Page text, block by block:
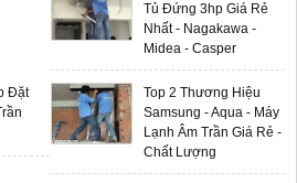
Tủ Đứng 3hp Giá Rẻ
Nhất - Nagakawa -
Midea - Casper
Đặt
Top 2 Thương Hiệu
Samsung - Aqua - Máy
Lạnh Âm Trần Giá Rẻ -
Chất Lượng